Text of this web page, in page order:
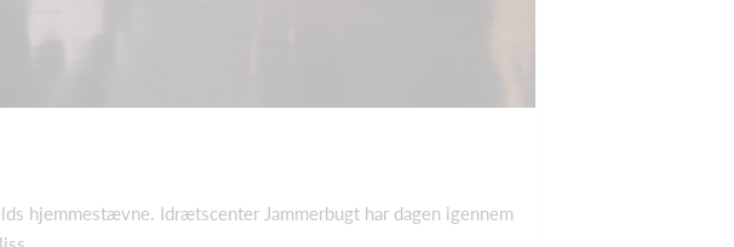
hjemmestævne. Idrætscenter Jammerbugt har dagen igennem